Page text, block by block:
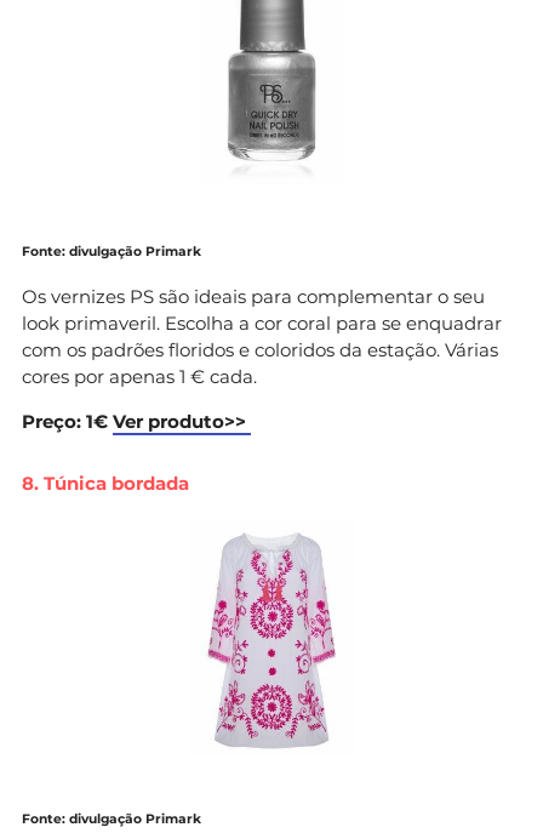
Fonte: divulgação Primark
Os vernizes PS são ideais para complementar o seu
look primaveril. Escolha a cor coral para se enquadrar
com os padrões floridos e coloridos da estação. Várias
cores por apenas 1 € cada.
Preço: 1€ Ver produto>>
8. Túnica bordada
Fonte: divulgação Primark